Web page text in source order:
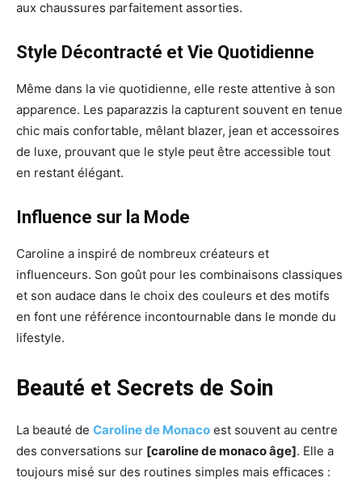
aux chaussures parfaitement assorties.
Style Décontracté et Vie Quotidienne
Même dans la vie quotidienne, elle reste attentive à son
apparence. Les paparazzis la capturent souvent en tenue
chic mais confortable, mêlant blazer, jean et accessoires
de luxe, prouvant que le style peut être accessible tout
en restant élégant.
Influence sur la Mode
Caroline a inspiré de nombreux créateurs et
influenceurs. Son goût pour les combinaisons classiques
et son audace dans le choix des couleurs et des motifs
en font une référence incontournable dans le monde du
lifestyle.
Beauté et Secrets de Soin
La beauté de Caroline de Monaco est souvent au centre
des conversations sur [caroline de monaco âge]. Elle a
toujours misé sur des routines simples mais efficaces :